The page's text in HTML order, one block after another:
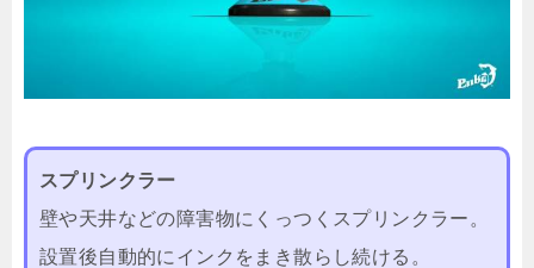
スプリンクラー
壁や天井などの障害物にくっつくスプリンクラー。
設置後自動的にインクをまき散らし続ける。